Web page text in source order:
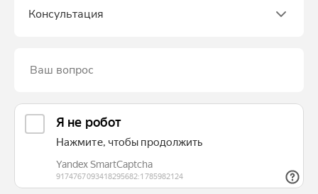
Консультация